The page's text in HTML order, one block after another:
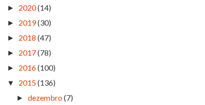
► 2020(14)
► 2019(30)
► 2018 (47)
► 2017(78)
► 2016(100)
▼ 2015(136)
►dezembro(7)